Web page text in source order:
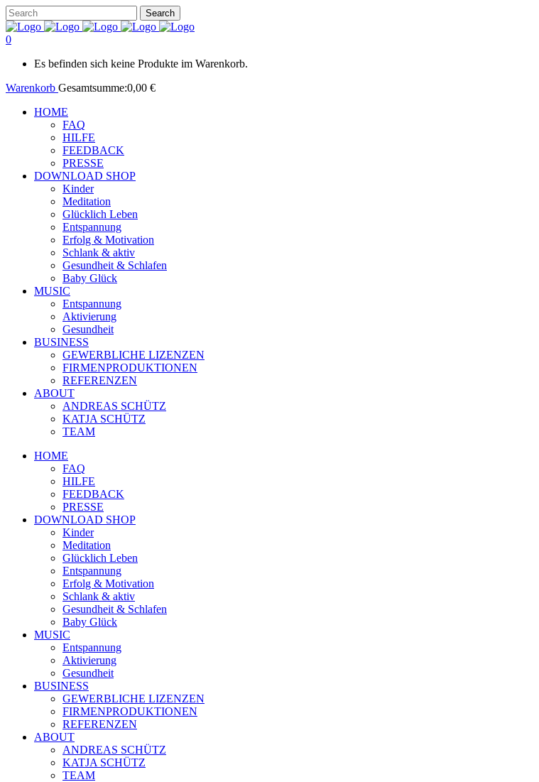
0
Es befinden sich keine Produkte im Warenkorb.
Warenkorb Gesamtsumme:0,00 €
HOME
FAQ
HILFE
FEEDBACK
PRESSE
DOWNLOAD SHOP
Kinder
Meditation
Glücklich Leben
Entspannung
Erfolg & Motivation
Schlank & aktiv
Gesundheit & Schlafen
Baby Glück
MUSIC
Entspannung
Aktivierung
Gesundheit
BUSINESS
GEWERBLICHE LIZENZEN
FIRMENPRODUKTIONEN
REFERENZEN
ABOUT
ANDREAS SCHÜTZ
KATJA SCHÜTZ
TEAM
HOME
FAQ
HILFE
FEEDBACK
PRESSE
DOWNLOAD SHOP
Kinder
Meditation
Glücklich Leben
Entspannung
Erfolg & Motivation
Schlank & aktiv
Gesundheit & Schlafen
Baby Glück
MUSIC
Entspannung
Aktivierung
Gesundheit
BUSINESS
GEWERBLICHE LIZENZEN
FIRMENPRODUKTIONEN
REFERENZEN
ABOUT
ANDREAS SCHÜTZ
KATJA SCHÜTZ
TEAM